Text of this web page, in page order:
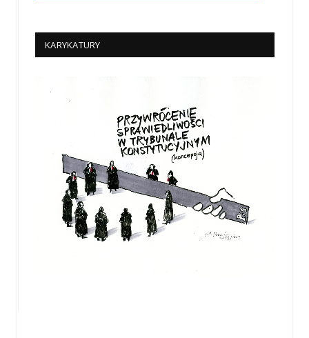
KARYKATURY